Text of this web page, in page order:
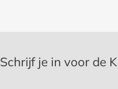
Schrijf je in voor de